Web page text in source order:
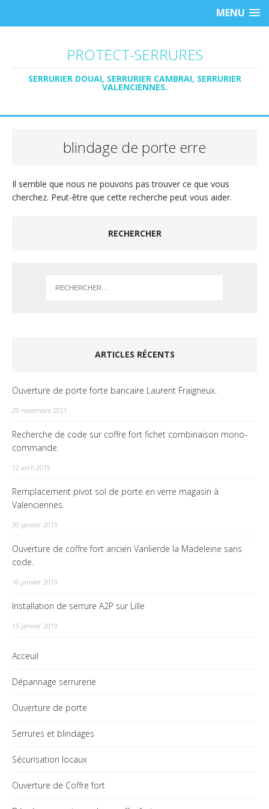
MENU
PROTECT-SERRURES
SERRURIER DOUAI, SERRURIER CAMBRAI, SERRURIER
VALENCIENNES.
blindage de porte erre
Il semble que nous ne pouvons pas trouver ce que vous
cherchez. Peut-être que cette recherche peut vous aider.
RECHERCHER
ARTICLES RÉCENTS
Ouverture de porte forte bancaire Laurent Fraigneux.
29 novembre 2021
Recherche de code sur coffre fort fichet combinaison mono-
commande.
12 avril 2019
Remplacement pivot sol de porte en verre magasin à
Valenciennes.
30 janvier 2019
Ouverture de coffre fort ancien Vanlierde la Madeleine sans
code.
16 janvier 2019
Installation de serrure A2P sur Lille
15 janvier 2019
Acceuil
Dépannage serrurerie
Ouverture de porte
Serrures et blindages
Sécurisation locaux
Ouverture de Coffre fort